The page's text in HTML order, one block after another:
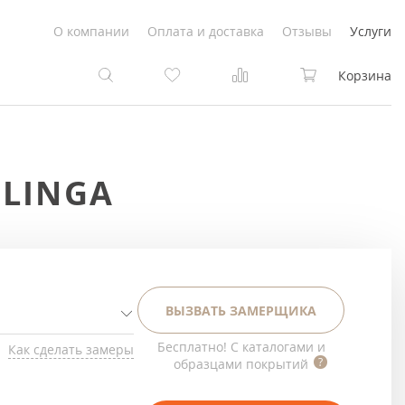
О компании Оплата и доставка Отзывы Услуги
Белые
под покраску
Корзина
Как сделать замеры
ВЫЗВАТЬ ЗАМЕРЩИКА
Бесплатно! С каталогами и
образцами покрытий